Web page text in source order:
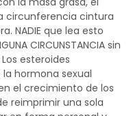
circunferencia cintura
NADIE que lea esto
CIRCUNSTANCIA sin
esteroides
hormona sexual
el crecimiento de los
reimprimir una sola